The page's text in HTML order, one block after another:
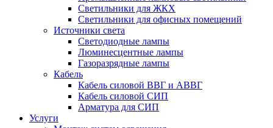
Светильники для ЖКХ
Светильники для офисных помещений
Источники света
Светодиодные лампы
Люминесцентные лампы
Газоразрядные лампы
Кабель
Кабель силовой ВВГ и АВВГ
Кабель силовой СИП
Арматура для СИП
Услуги